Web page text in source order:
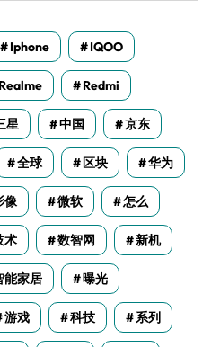
Iphone IQOO
Realme Redmi
星 中国 京东
全球 区块 华为
像 微软 怎么
术 数智网 新机
能家居 曝光
游戏 科技 系列